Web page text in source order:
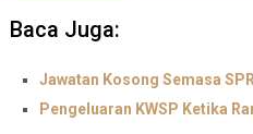
Baca Juga:
Jawatan Kosong Semasa
Pengeluaran KWSP Ketika